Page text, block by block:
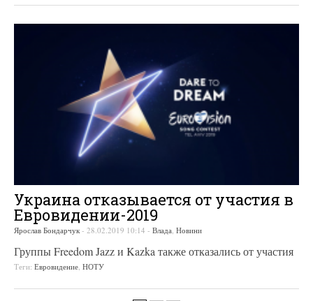
Украина отказывается от участия в
Евровидении-2019
Ярослав Бондарчук - 28.02.2019 10:14 - Влада Новини
Группы Freedom Jazz и Kazka также отказались от участия
Теги: Евровидение НОТУ